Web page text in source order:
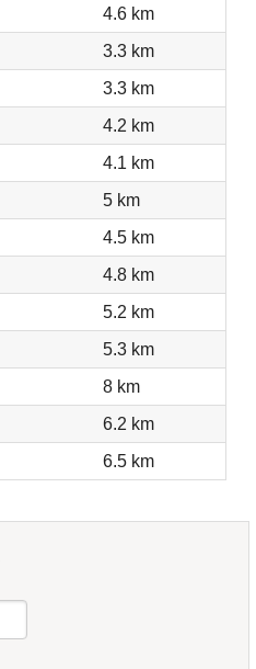
4.6 km
3.3 km
3.3 km
4.2 km
4.1 km
5 km
4.5 km
4.8 km
5.2 km
5.3 km
8 km
6.2 km
6.5 km